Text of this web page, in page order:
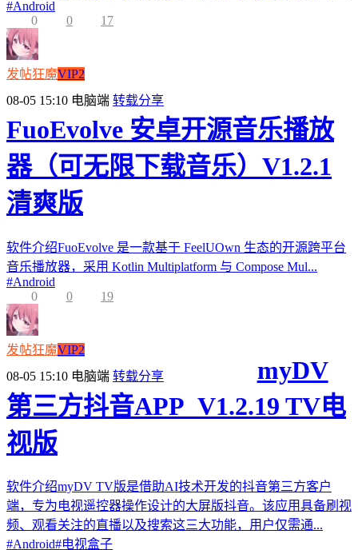
#Android
0
0 17
发帖狂魔VIP2
08-05 15:10 电脑端 转载分享
FuoEvolve 安卓开源音乐播放
器（可无限下载音乐）V1.2.1
清爽版
软件介绍FuoEvolve 是一款基于 FeelUOwn 生态的开源跨平台
音乐播放器，采用 Kotlin Multiplatform 与 Compose Mul...
#Android
0
0 19
发帖狂魔VIP2
08-05 15:10 电脑端 转载分享
myDV
第三方抖音APP_V1.2.19 TV电
视版
软件介绍myDV TV版是借助AI技术开发的抖音第三方客户
端，专为电视遥控器操作设计的大屏版抖音。该应用具备刷视
频、观看关注的直播以及搜索这三大功能，用户仅需通...
#Android#电视盒子